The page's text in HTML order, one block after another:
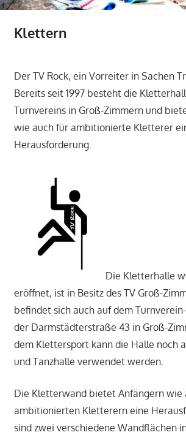
Klettern
Der TV Rock, ein Vorreiter in Sachen
Bereits seit 1997 besteht die
Turnvereins in Groß-Zimmern und
wie auch für ambitionierte Kletterer
Herausforderung.
Die Kletterhalle
eröffnet, ist in Besitz des TV Groß-
befindet sich auch auf dem
der Darmstädterstraße 43 in Groß-
dem Klettersport kann die Halle noch
und Tanzhalle verwendet werden.
Die Kletterwand bietet Anfängern wie
ambitionierten Kletterern eine
sind zwei verschiedene Wandflächen